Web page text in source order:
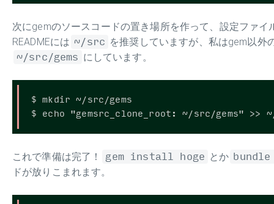
次にgemのソースコードの置き場所を作って、設定ファイ
READMEには ~/src を推奨していますが、私はgem以外
~/src/gems にしています。
$ mkdir ~/src/gems
これで準備は完了！ gem install hoge とか
ドが放りこまれます。